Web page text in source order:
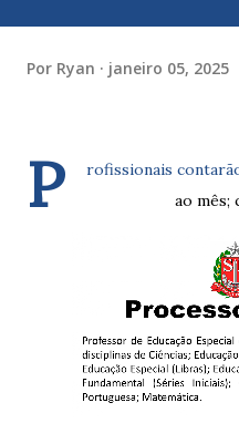
Por Ryan janeiro 05, 2025
P
rofissionais
ao mês;